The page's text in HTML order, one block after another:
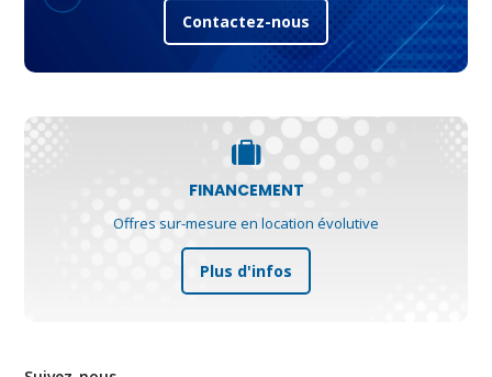
Contactez-nous
FINANCEMENT
Offres sur-mesure en location évolutive
Plus d'infos